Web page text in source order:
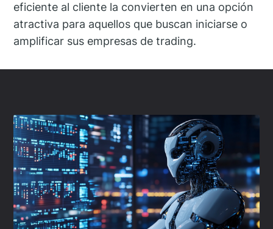
eficiente al cliente la convierten en una opción
atractiva para aquellos que buscan iniciarse o
amplificar sus empresas de trading.